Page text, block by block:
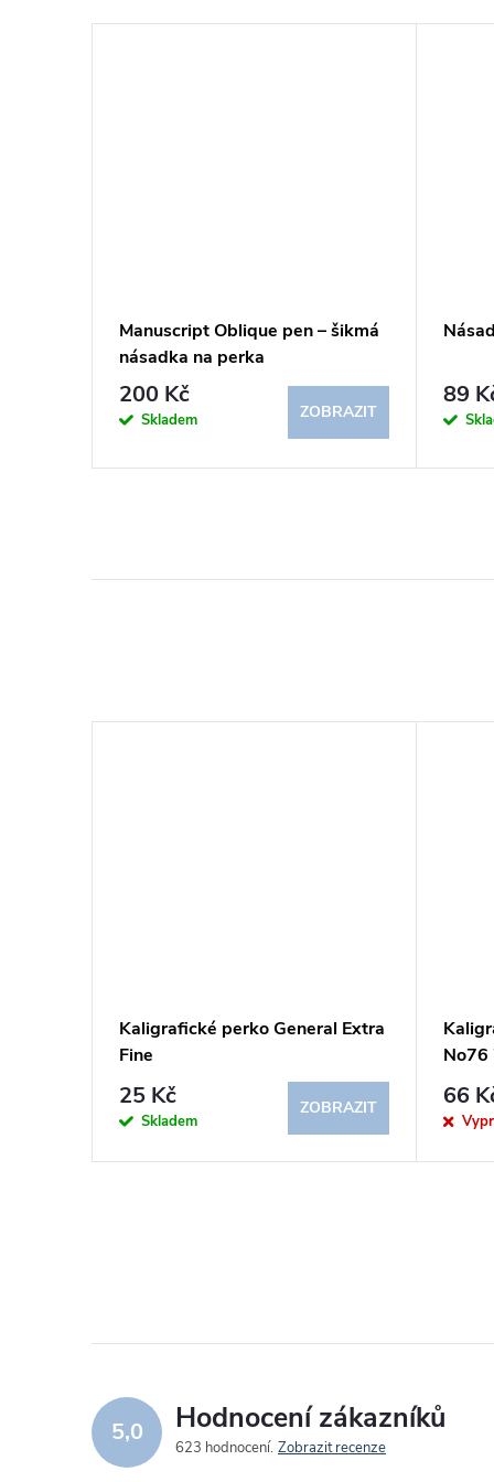
Manuscript Oblique pen – šikmá
násadka na perka
200 Kč
Skladem ZOBRAZIT
89
Kaligrafické perko General Extra
Fine
25 Kč
Skladem
ZOBRAZIT
No76
66
5,0 Hodnocení zákazníků
623 hodnocení Zobrazit recenze